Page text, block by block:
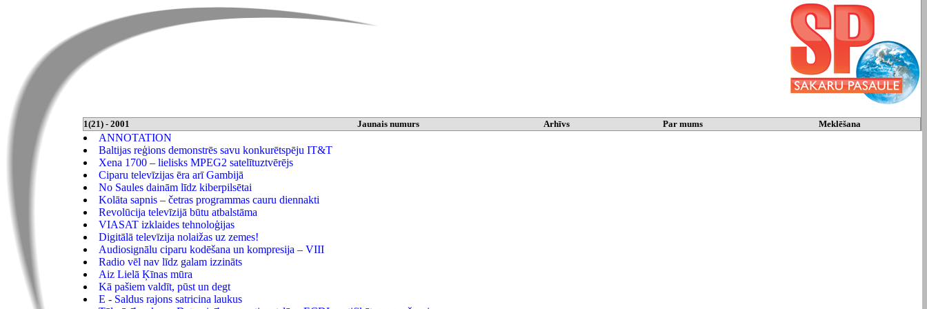
1(21) - 2001 Jaunais numurs Arhīvs Par mums Meklēšana
ANNOTATION
Baltijas reģions demonstrēs savu konkurētspēju IT&T
Xena 1700 – lielisks MPEG2 satelītuztvērējs
Ciparu televīzijas ēra arī Gambijā
No Saules dainām līdz kiberpilsētai
Kolāta sapnis – četras programmas cauru diennakti
Revolūcija televīzijā būtu atbalstāma
VIASAT izklaides tehnoloģijas
Digitālā televīzija nolaižas uz zemes!
Audiosignālu ciparu kodēšana un kompresija – VIII
Radio vēl nav līdz galam izzināts
Aiz Lielā Ķīnas mūra
Kā pašiem valdīt, pūst un degt
E - Saldus rajons satricina laukus